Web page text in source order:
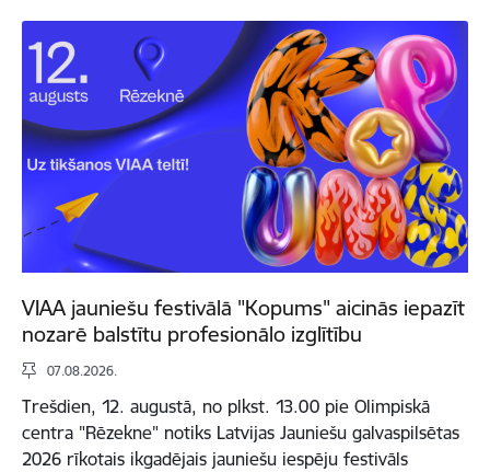
VIAA jauniešu festivālā "Kopums" aicinās iepazīt
nozarē balstītu profesionālo izglītību
07.08.2026.
Trešdien, 12. augustā, no plkst. 13.00 pie Olimpiskā
centra "Rēzekne" notiks Latvijas Jauniešu galvaspilsētas
2026 rīkotais ikgadējais jauniešu iespēju festivāls